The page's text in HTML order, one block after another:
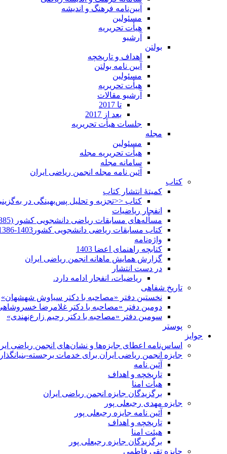
آیین‌نامه فرهنگ و اندیشه
مسئولین
هیأت تحریریه
آرشیو
بولتن
اهداف و تاریخچه
آیین نامه بولتن
مسئولین
هیأت تحریریه
آرشیو مقالات
تا 2017
بعد از 2017
جلسات هیأت تحریریه
مجله
مسئولین
هیأت تحریریه مجله
سامانه مجله
آئین نامه مجله انجمن ریاضی ایران
کتاب
کمیتۀ انتشار کتاب
کتاب <<تجزیه و تحلیل پس‌بهینگی در
انفجار ریاضیات
مسأله‌های مسابقات ریاضی دانشجویی کشور (1385-1352)
کتاب مسابقات ریاضی دانشجویی کشور1403-1386
واژه‌نامه
کتابچه راهنمای اعضا 1403
گزارش همایش ماهانه انجمن ریاضی ایران
در دست انتشار
ریاضیات، انفجار ادامه دارد.
تاریخ شفاهی
نخستین دفتر «مصاحبه با دکتر سیاوش شهشهان»
دومین دفتر «مصاحبه با دکتر غلامرضا
سومین دفتر «مصاحبه با دکتر رحیم زارع‌نهندی»
پوستر
جوایز
اساس‌نامه اعطای جایزه‌ها و نشان‌های انجمن ریاضی
جایزه انجمن ریاضی ایران برای خدمات برجسته-
آئین نامه
تاریخچه و اهداف
هیأت امنا
برگزیدگان جایزه انجمن ریاضی ایران
جایزه مهدی رجبعلی پور
آئین نامه جایزه رجبعلی پور
تاریخچه و اهداف
هیئت امنا
برگزیدگان جایزه رجبعلی پور
جایزه تقی فاطمی